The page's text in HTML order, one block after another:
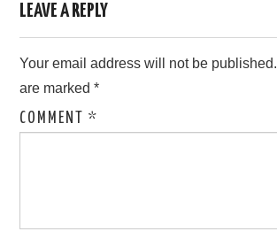
LEAVE A REPLY
Your email address will not be published.
are marked*
COMMENT*